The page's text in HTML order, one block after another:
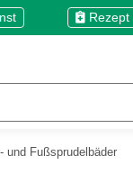
Rezept
und Fußsprudelbäder